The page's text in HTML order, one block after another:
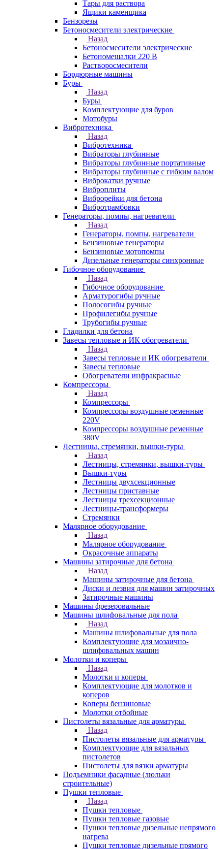
Тары для раствора
Ящики каменщика
Бензорезы
Бетоносмесители электрические
Назад
Бетоносмесители электрические
Бетономешалки 220 В
Растворосмесители
Бордюрные машины
Буры
Назад
Буры
Комплектующие для буров
Мотобуры
Вибротехника
Назад
Вибротехника
Вибраторы глубинные
Вибраторы глубинные портативные
Вибраторы глубинные с гибким валом
Виброкатки ручные
Виброплиты
Виброрейки для бетона
Вибротрамбовки
Генераторы, помпы, нагреватели
Назад
Генераторы, помпы, нагреватели
Бензиновые генераторы
Бензиновые мотопомпы
Дизельные генераторы синхронные
Гибочное оборудование
Назад
Гибочное оборудование
Арматурогибы ручные
Полосогибы ручные
Профилегибы ручные
Трубогибы ручные
Гладилки для бетона
Завесы тепловые и ИК обогреватели
Назад
Завесы тепловые и ИК обогреватели
Завесы тепловые
Обогреватели инфракрасные
Компрессоры
Назад
Компрессоры
Компрессоры воздушные ременные
220V
Компрессоры воздушные ременные
380V
Лестницы, стремянки, вышки-туры
Назад
Лестницы, стремянки, вышки-туры
Вышки-туры
Лестницы двухсекционные
Лестницы приставные
Лестницы трехсекционные
Лестницы-трансформеры
Стремянки
Малярное оборудование
Назад
Малярное оборудование
Окрасочные аппараты
Машины затирочные для бетона
Назад
Машины затирочные для бетона
Диски и лезвия для машин затирочных
Затирочные машины
Машины фрезеровальные
Машины шлифовальные для пола
Назад
Машины шлифовальные для пола
Комплектующие для мозаично-
шлифовальных машин
Молотки и коперы
Назад
Молотки и коперы
Комплектующие для молотков и
коперов
Коперы бензиновые
Молотки отбойные
Пистолеты вязальные для арматуры
Назад
Пистолеты вязальные для арматуры
Комплектующие для вязальных
пистолетов
Пистолеты для вязки арматуры
Подъемники фасадные (люльки
строительные)
Пушки тепловые
Назад
Пушки тепловые
Пушки тепловые газовые
Пушки тепловые дизельные непрямого
нагрева
Пушки тепловые дизельные прямого